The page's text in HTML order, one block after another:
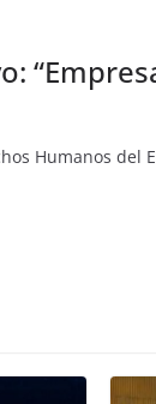
Humanos